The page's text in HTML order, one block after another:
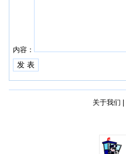
内容：
关于我们